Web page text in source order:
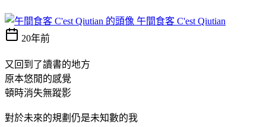
午間食客 C'est Qiutian
20年前
又回到了讀書的地方
原本悠閒的感覺
頓時消失無蹤影
對於未來的規劃仍是未知數的我